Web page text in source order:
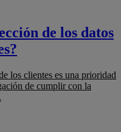
de los datos
los clientes es una prioridad
de cumplir con la